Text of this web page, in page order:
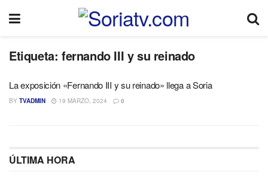
Etiqueta: fernando III y su reinado
La exposición «Fernando III y su reinado» llega a Soria
BY TVADMIN 19 MARZO, 2024 0
ÚLTIMA HORA